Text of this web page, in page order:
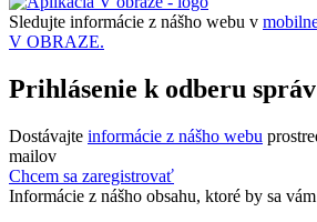
Sledujte informácie z nášho webu v
V OBRAZE.
Prihlásenie k odberu správ
Dostávajte informácie z nášho webu
mailov
Chcem sa zaregistrovať
Informácie z nášho obsahu, ktoré by sa